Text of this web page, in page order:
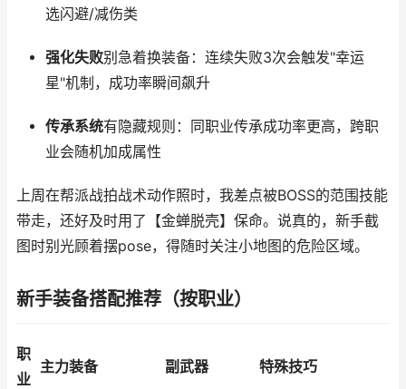
选闪避/减伤类
强化失败别急着换装备：连续失败3次会触发"幸运
星"机制，成功率瞬间飙升
传承系统有隐藏规则：同职业传承成功率更高，跨职
业会随机加成属性
上周在帮派战拍战术动作照时，我差点被BOSS的范围技能
带走，还好及时用了【金蝉脱壳】保命。说真的，新手截
图时别光顾着摆pose，得随时关注小地图的危险区域。
新手装备搭配推荐（按职业）
职
业
主力装备 副武器 特殊技巧